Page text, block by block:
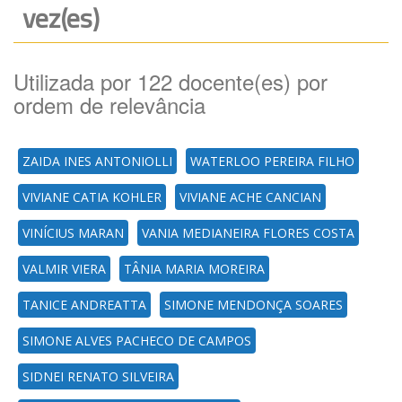
vez(es)
Utilizada por 122 docente(es) por
ordem de relevância
ZAIDA INES ANTONIOLLI WATERLOO PEREIRA FILHO
VIVIANE CATIA KOHLER VIVIANE ACHE CANCIAN
VINÍCIUS MARAN VANIA MEDIANEIRA FLORES COSTA
VALMIR VIERA TÂNIA MARIA MOREIRA
TANICE ANDREATTA SIMONE MENDONÇA SOARES
SIMONE ALVES PACHECO DE CAMPOS
SIDNEI RENATO SILVEIRA